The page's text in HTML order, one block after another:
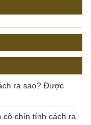
ra sao? Được
chín tính cách ra